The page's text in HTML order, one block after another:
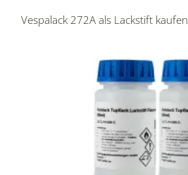
Vespalack 272A als Lackstift kaufen